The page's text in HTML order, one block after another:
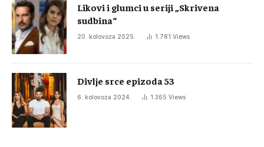
Likovi i glumci u seriji „Skrivena
sudbina“
20. kolovoza 2025. 1.781 Views
Divlje srce epizoda 53
6. kolovoza 2024. 1.365 Views